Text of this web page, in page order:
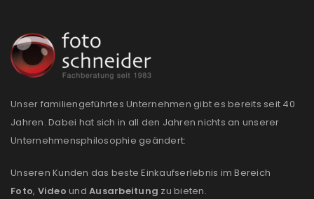
Ja, ich möchte ein Kundenkonto eröffnen und
akzeptiere dieDatenschutzerklärung
REGISTRIEREN
Unser familiengeführtes Unternehmen gibt es bereits seit 40
Jahren. Dabei hat sich in all den Jahren nichts an unserer
Unternehmensphilosophie geändert:
Unseren Kunden das beste Einkaufserlebnis im Bereich
Foto, Video und Ausarbeitung zu bieten.